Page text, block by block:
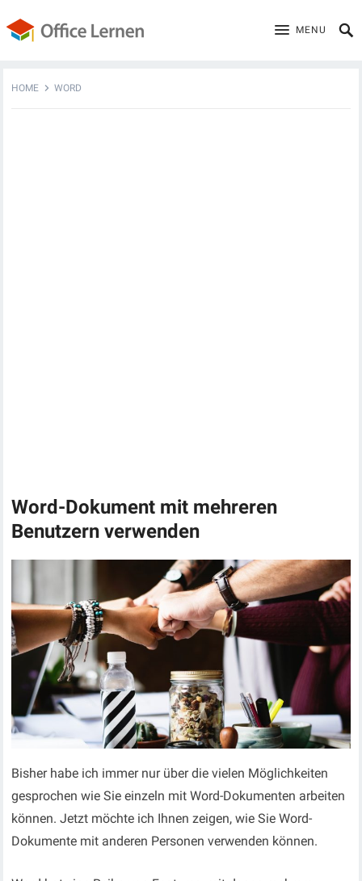
MENU
HOME WORD
Word-Dokument mit mehreren
Benutzern verwenden
Bisher habe ich immer nur über die vielen Möglichkeiten
gesprochen wie Sie einzeln mit Word-Dokumenten arbeiten
können. Jetzt möchte ich Ihnen zeigen, wie Sie Word-
Dokumente mit anderen Personen verwenden können.